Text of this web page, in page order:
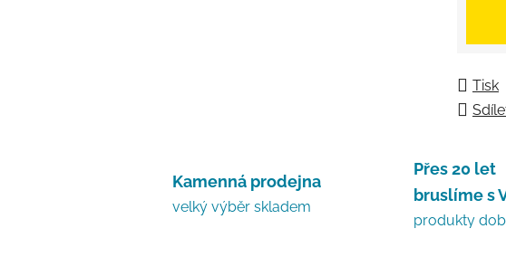
Tisk
Kamenná prodejna
velký výběr skladem
Přes 20 let
bruslíme s
produkty